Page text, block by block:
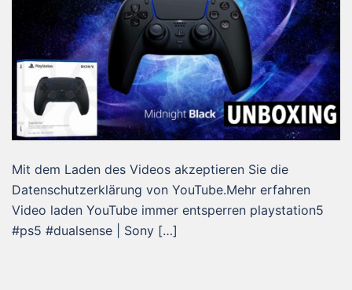
Mit dem Laden des Videos akzeptieren Sie die
Datenschutzerklärung von YouTube.Mehr erfahren
Video laden YouTube immer entsperren playstation5
#ps5 #dualsense | Sony […]